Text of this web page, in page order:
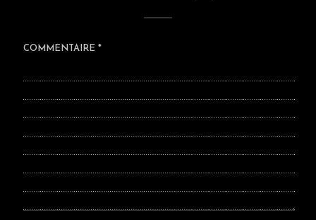
COMMENTAIRE *